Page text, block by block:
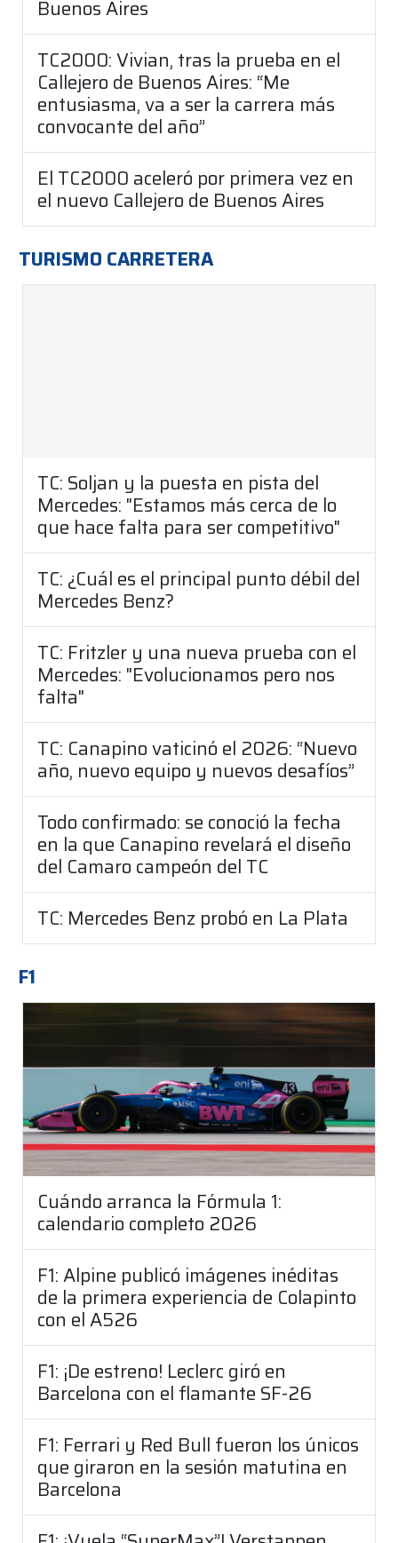
Buenos Aires
TC2000: Vivian, tras la prueba en el
Callejero de Buenos Aires: “Me
entusiasma, va a ser la carrera más
convocante del año”
El TC2000 aceleró por primera vez en
el nuevo Callejero de Buenos Aires
TURISMO CARRETERA
TC: Soljan y la puesta en pista del
Mercedes: "Estamos más cerca de lo
que hace falta para ser competitivo"
TC: ¿Cuál es el principal punto débil del
Mercedes Benz?
TC: Fritzler y una nueva prueba con el
Mercedes: "Evolucionamos pero nos
falta"
TC: Canapino vaticinó el 2026: “Nuevo
año, nuevo equipo y nuevos desafíos”
Todo confirmado: se conoció la fecha
en la que Canapino revelará el diseño
del Camaro campeón del TC
TC: Mercedes Benz probó en La Plata
F1
Cuándo arranca la Fórmula 1:
calendario completo 2026
F1: Alpine publicó imágenes inéditas
de la primera experiencia de Colapinto
con el A526
F1: ¡De estreno! Leclerc giró en
Barcelona con el flamante SF-26
F1: Ferrari y Red Bull fueron los únicos
que giraron en la sesión matutina en
Barcelona